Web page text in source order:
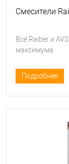
Смесители
Всё Raiber и
максимума
Подробнее